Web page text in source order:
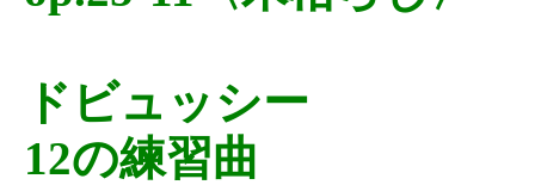
ドビュッシー
12の練習曲